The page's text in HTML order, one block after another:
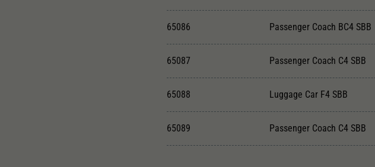
65086 Passenger Coach BC4 SBB
65087 Passenger Coach C4 SBB
65088 Luggage Car F4 SBB
65089 Passenger Coach C4 SBB